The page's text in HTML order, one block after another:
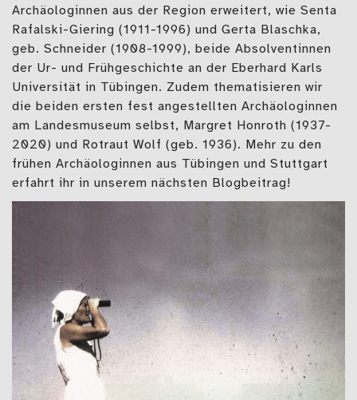
Archäologinnen aus der Region erweitert, wie Senta
Rafalski-Giering (1911-1996) und Gerta Blaschka,
geb. Schneider (1908-1999), beide Absolventinnen
der Ur- und Frühgeschichte an der Eberhard Karls
Universität in Tübingen. Zudem thematisieren wir
die beiden ersten fest angestellten Archäologinnen
am Landesmuseum selbst, Margret Honroth (1937-
2020) und Rotraut Wolf (geb. 1936). Mehr zu den
frühen Archäologinnen aus Tübingen und Stuttgart
erfahrt ihr in unserem nächsten Blogbeitrag!